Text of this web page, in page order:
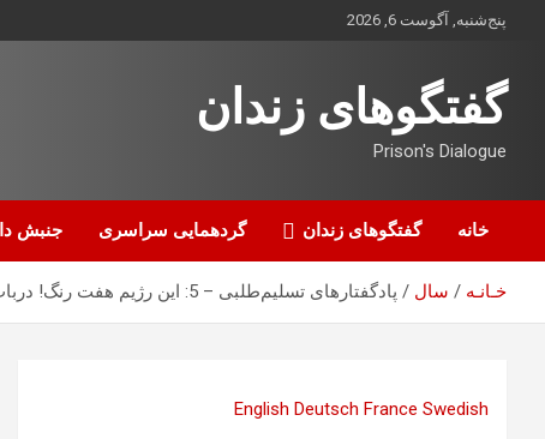
محتوا
پنج‌شنبه, آگوست 6, 2026
گفتگوهای زندان
Prison's Dialogue
خانه گفتگوهای زندان گردهمایی سراسری جنبش
خـانـه سال پادگفتارهای تسلیم‌طلبی – 5: این رژیم هفت رنگ! درباب رنگ ستادها و شوهای انتخاباتی، همایون ایوانی
English Deutsch France Swedish